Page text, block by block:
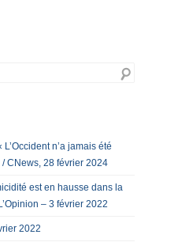
n’a jamais été
CNews, 28 février 2024
est en hausse dans la
– 3 février 2022
2022